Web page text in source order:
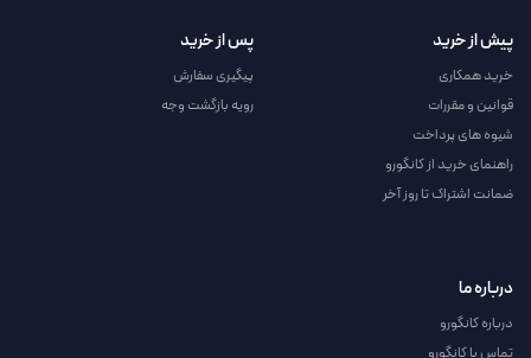
پیش از خرید
خرید همکاری
قوانین و مقررات
شیوه های پرداخت
راهنمای خرید از کانگورو
ضمانت اشتراک تا روز آخر
پس از خرید
پیگیری سفارش
رویه بازگشت وجه
درباره ما
درباره کانگورو